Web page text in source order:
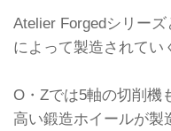
Atelier Forgedシリー
によって製造されてい
O・Zでは5軸の切削機
高い鍛造ホイールが製